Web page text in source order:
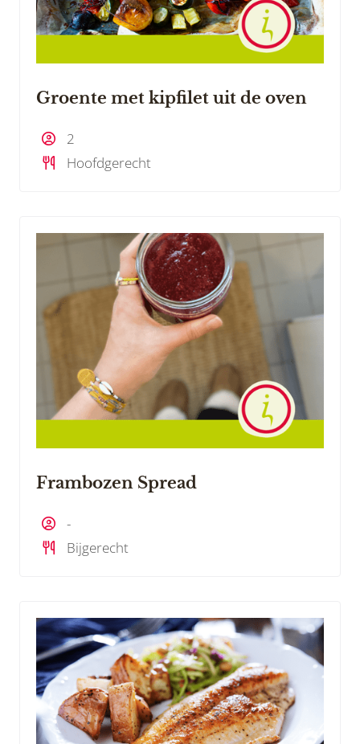
Groente met kipfilet uit de oven
2
Hoofdgerecht
Frambozen Spread
-
Bijgerecht